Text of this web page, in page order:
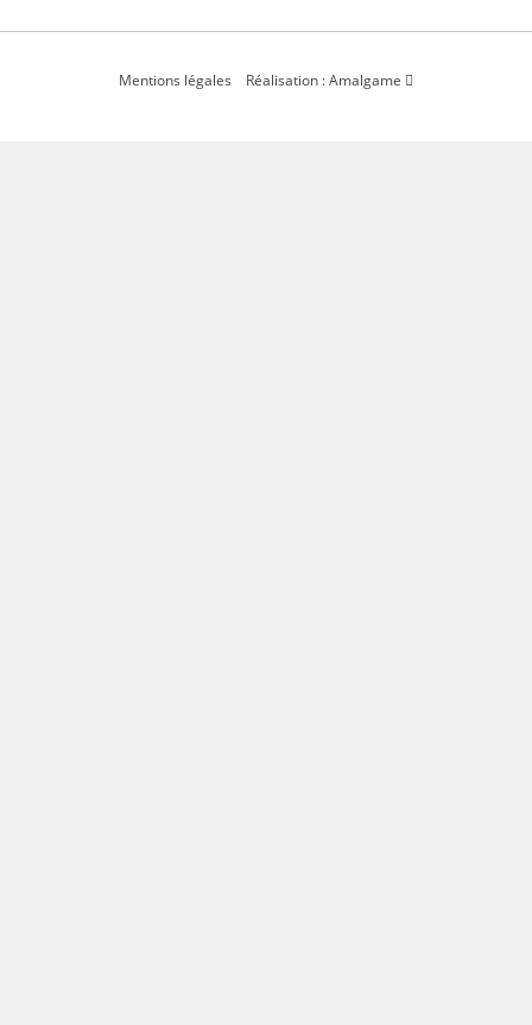
Mentions légales Réalisation : Amalgame